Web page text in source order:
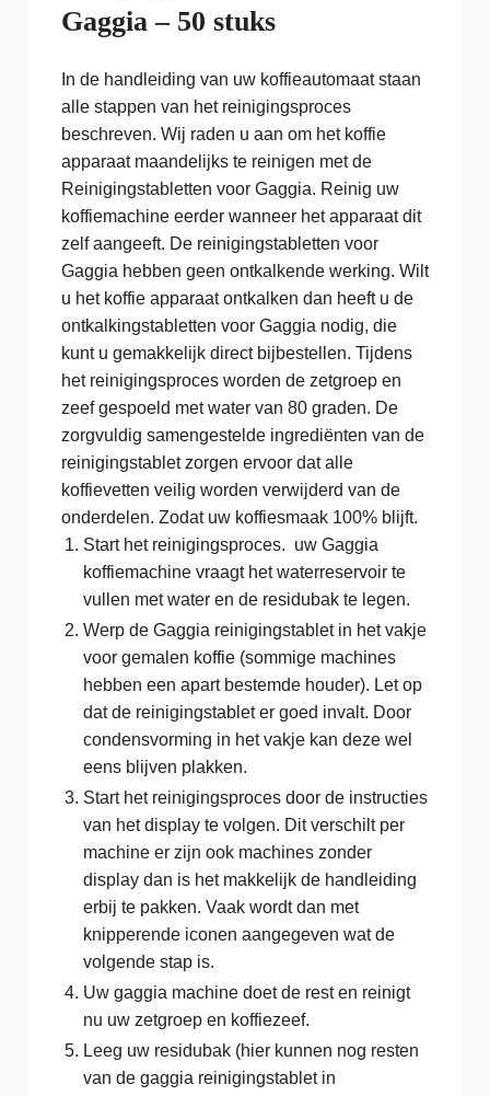
Gaggia – 50 stuks
In de handleiding van uw koffieautomaat staan
alle stappen van het reinigingsproces
beschreven. Wij raden u aan om het koffie
apparaat maandelijks te reinigen met de
Reinigingstabletten voor Gaggia. Reinig uw
koffiemachine eerder wanneer het apparaat dit
zelf aangeeft. De reinigingstabletten voor
Gaggia hebben geen ontkalkende werking. Wilt
u het koffie apparaat ontkalken dan heeft u de
ontkalkingstabletten voor Gaggia nodig, die
kunt u gemakkelijk direct bijbestellen. Tijdens
het reinigingsproces worden de zetgroep en
zeef gespoeld met water van 80 graden. De
zorgvuldig samengestelde ingrediënten van de
reinigingstablet zorgen ervoor dat alle
koffievetten veilig worden verwijderd van de
onderdelen. Zodat uw koffiesmaak 100% blijft.
Start het reinigingsproces. uw Gaggia
koffiemachine vraagt het waterreservoir te
vullen met water en de residubak te legen.
Werp de Gaggia reinigingstablet in het vakje
voor gemalen koffie (sommige machines
hebben een apart bestemde houder). Let op
dat de reinigingstablet er goed invalt. Door
condensvorming in het vakje kan deze wel
eens blijven plakken.
Start het reinigingsproces door de instructies
van het display te volgen. Dit verschilt per
machine er zijn ook machines zonder
display dan is het makkelijk de handleiding
erbij te pakken. Vaak wordt dan met
knipperende iconen aangegeven wat de
volgende stap is.
Uw gaggia machine doet de rest en reinigt
nu uw zetgroep en koffiezeef.
Leeg uw residubak (hier kunnen nog resten
van de gaggia reinigingstablet in